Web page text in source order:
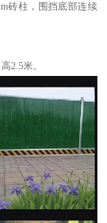
砖柱，围挡底部连续
2.5米。